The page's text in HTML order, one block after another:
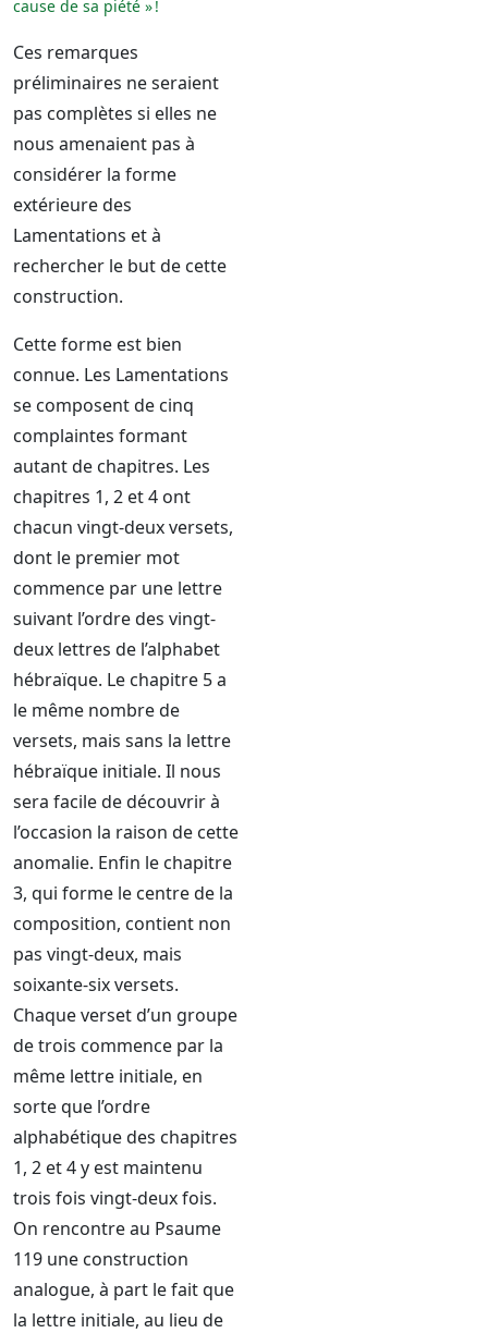
cause de sa piété » !
Ces remarques
préliminaires ne seraient
pas complètes si elles ne
nous amenaient pas à
considérer la forme
extérieure des
Lamentations et à
rechercher le but de cette
construction.
Cette forme est bien
connue. Les Lamentations
se composent de cinq
complaintes formant
autant de chapitres. Les
chapitres 1, 2 et 4 ont
chacun vingt-deux versets,
dont le premier mot
commence par une lettre
suivant l’ordre des vingt-
deux lettres de l’alphabet
hébraïque. Le chapitre 5 a
le même nombre de
versets, mais sans la lettre
hébraïque initiale. Il nous
sera facile de découvrir à
l’occasion la raison de cette
anomalie. Enfin le chapitre
3, qui forme le centre de la
composition, contient non
pas vingt-deux, mais
soixante-six versets.
Chaque verset d’un groupe
de trois commence par la
même lettre initiale, en
sorte que l’ordre
alphabétique des chapitres
1, 2 et 4 y est maintenu
trois fois vingt-deux fois.
On rencontre au Psaume
119 une construction
analogue, à part le fait que
la lettre initiale, au lieu de